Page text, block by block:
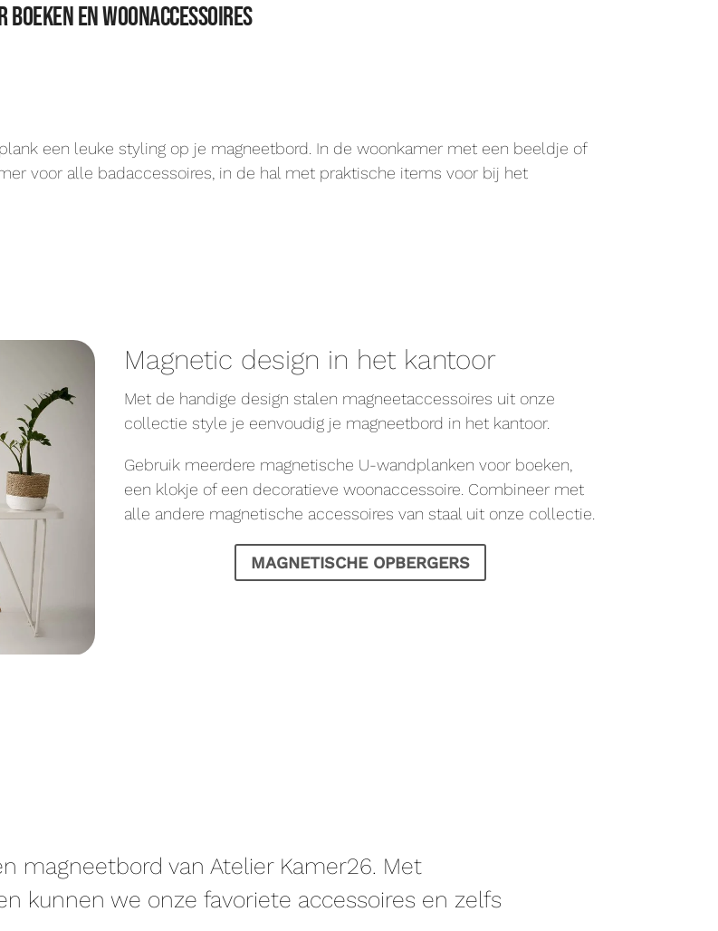
boeken en woonaccessoires
een leuke styling op je magneetbord. In de woonkamer met een beeldje of
voor alle badaccessoires, in de hal met praktische items voor bij het
Magnetic design in het kantoor
Met de handige design stalen magneetaccessoires uit onze
collectie style je eenvoudig je magneetbord in het kantoor.
Gebruik meerdere magnetische U-wandplanken voor boeken,
een klokje of een decoratieve woonaccessoire. Combineer met
alle andere magnetische accessoires van staal uit onze collectie.
MAGNETISCHE OPBERGERS
magneetbord van Atelier Kamer26. Met
kunnen we onze favoriete accessoires en zelfs